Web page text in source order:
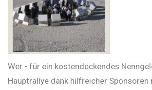
Wer - für ein kostendeckendes
Hauptrallye dank hilfreicher Sponsoren